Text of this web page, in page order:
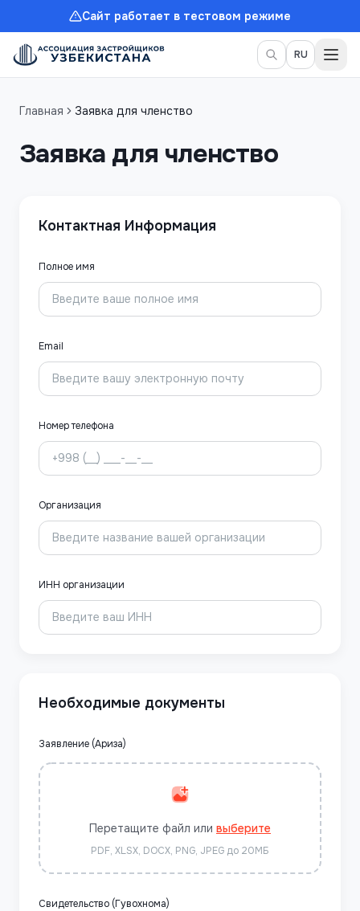
Сайт работает в тестовом режиме
RU
Главная Заявка для членство
Заявка для членство
Контактная Информация
Полное имя
Email
Номер телефона
Организация
ИНН организации
Необходимые документы
Заявление (Ариза)
Перетащите файл или выберите
PDF, XLSX, DOCX, PNG, JPEG до 20МБ
Свидетельство (Гувохнома)